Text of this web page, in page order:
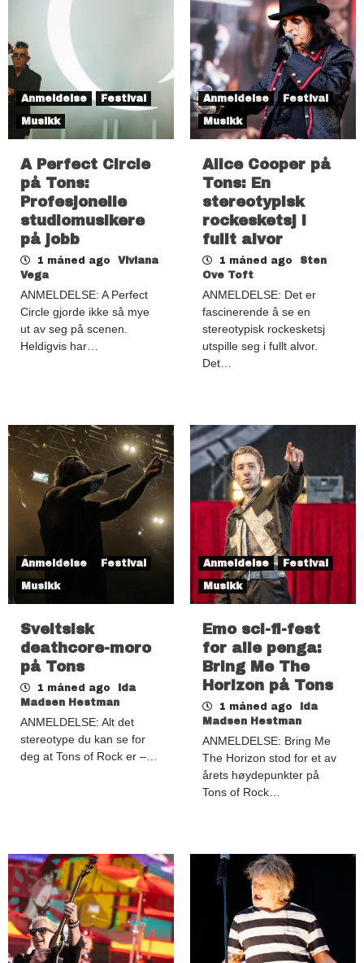
Anmeldelse
Festival
Musikk
A Perfect Circle
på Tons:
Profesjonelle
studiomusikere
på jobb
1 måned ago
Viviana
Vega
ANMELDELSE: A Perfect
Circle gjorde ikke så mye
ut av seg på scenen.
Heldigvis har…
Anmeldelse
Festival
Musikk
Alice Cooper på
Tons: En
stereotypisk
rockesketsj i
fullt alvor
1 måned ago
Sten
Ove Toft
ANMELDELSE: Det er
fascinerende å se en
stereotypisk rockesketsj
utspille seg i fullt alvor.
Det…
Anmeldelse
Festival
Musikk
Sveitsisk
deathcore-moro
på Tons
1 måned ago
Ida
Madsen Hestman
ANMELDELSE: Alt det
stereotype du kan se for
deg at Tons of Rock er –…
Anmeldelse
Festival
Musikk
Emo sci-fi-fest
for alle penga:
Bring Me The
Horizon på Tons
1 måned ago
Ida
Madsen Hestman
ANMELDELSE: Bring Me
The Horizon stod for et av
årets høydepunkter på
Tons of Rock…